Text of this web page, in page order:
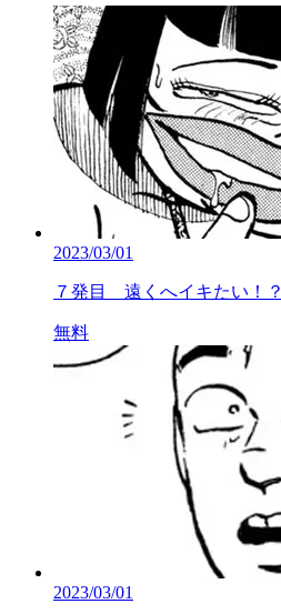
2023/03/01
７発目 遠くへイキたい！？
無料
2023/03/01